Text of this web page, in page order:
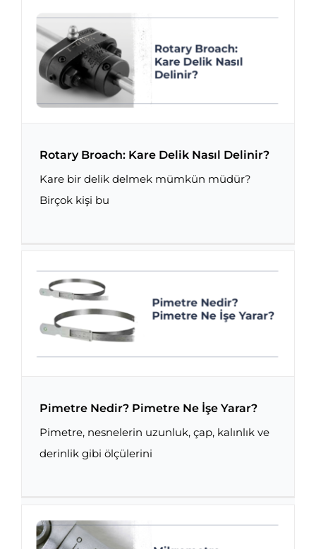
Rotary Broach: Kare Delik Nasıl Delinir?
Rotary Broach: Kare Delik Nasıl Delinir?
Kare bir delik delmek mümkün müdür?
Birçok kişi bu
Pimetre Nedir? Pimetre Ne İşe Yarar?
Pimetre Nedir? Pimetre Ne İşe Yarar?
Pimetre, nesnelerin uzunluk, çap, kalınlık ve
derinlik gibi ölçülerini